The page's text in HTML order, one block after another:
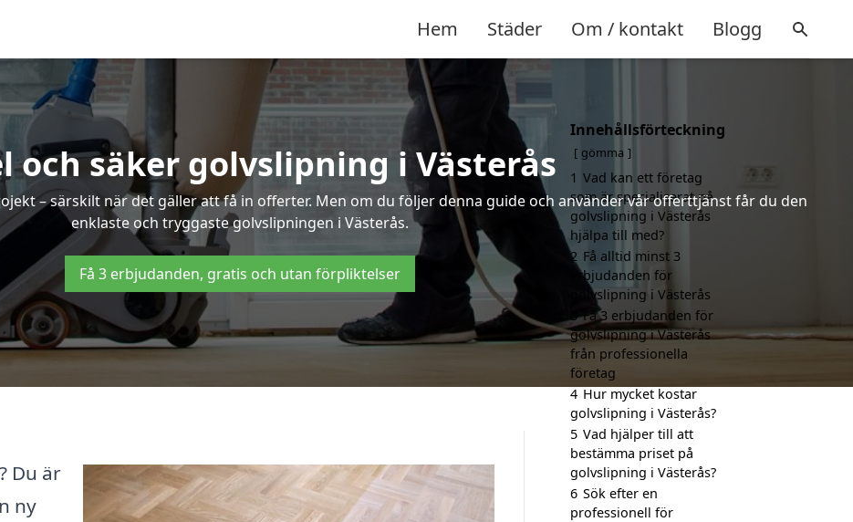
Hem Städer Om / kontakt Blogg
och säker golvslipning i Västerås
– särskilt när det gäller att få in offerter. Men om du följer denna guide och använder vår offerttjänst får du den
enklaste och tryggaste golvslipningen i Västerås.
Få 3 erbjudanden, gratis och utan förpliktelser
Du är
ny
Innehållsförteckning
gömma
1 Vad kan ett företag
som är specialiserat på
golvslipning i Västerås
hjälpa till med?
2 Få alltid minst 3
erbjudanden för
golvslipning i Västerås
3 Få 3 erbjudanden för
golvslipning i Västerås
från professionella
företag
4 Hur mycket kostar
golvslipning i Västerås?
5 Vad hjälper till att
bestämma priset på
golvslipning i Västerås?
6 Sök efter en
professionell för